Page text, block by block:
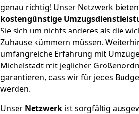
genau richtig! Unser Netzwerk
kostengünstige
Sie sich um nichts anderes als die
Zuhause kümmern müssen.
umfangreiche Erfahrung mit
Michelstadt mit jeglicher
garantieren, dass wir für jedes
werden.
Unser Netzwerk ist sorgfältig